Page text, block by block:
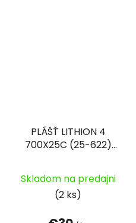
PLÁŠŤ LITHION 4
700X25C (25-622)
Skladom na predajni
(2 ks)